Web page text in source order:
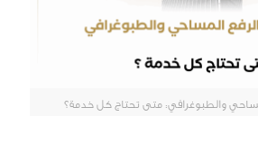
والطبوغرافي: متى تحتاج كل خدمة؟